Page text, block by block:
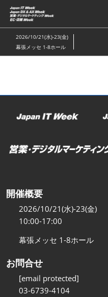
ス
キ
ッ
し
む
2026/10/21(水)-23(金)
幕張メッセ 1-8ホール
開催概要
2026/10/21(水)-23(金)
10:00-17:00
幕張メッセ 1-8ホール
お問合せ
[email protected]
03-6739-4104